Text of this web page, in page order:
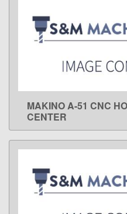
MAKINO A-51 CNC
CENTER